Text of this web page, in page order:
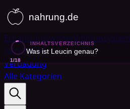
ErnährungswissenImmunsystem
Abnehmen
Verdauung
Alle Kategorien
1/18
INHALTSVERZEICHNIS
Was ist Leucin genau?